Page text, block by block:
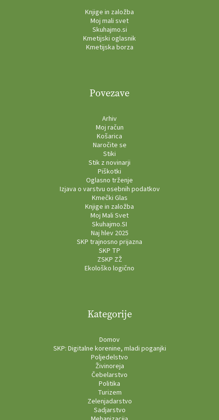
Knjige in založba
Moj mali svet
Skuhajmo.si
Kmetijski oglasnik
Kmetijska borza
Povezave
Arhiv
Moj račun
Košarica
Naročite se
Stiki
Stik z novinarji
Piškotki
Oglasno trženje
Izjava o varstvu osebnih podatkov
Kmečki Glas
Knjige in založba
Moj Mali Svet
Skuhajmo.SI
Naj hlev 2025
SKP trajnosno prijazna
SKP TP
ZSKP ZŽ
Ekološko logično
Kategorije
Domov
SKP: Digitalne korenine, mladi poganjki
Poljedelstvo
Živinoreja
Čebelarstvo
Politika
Turizem
Zelenjadarstvo
Sadjarstvo